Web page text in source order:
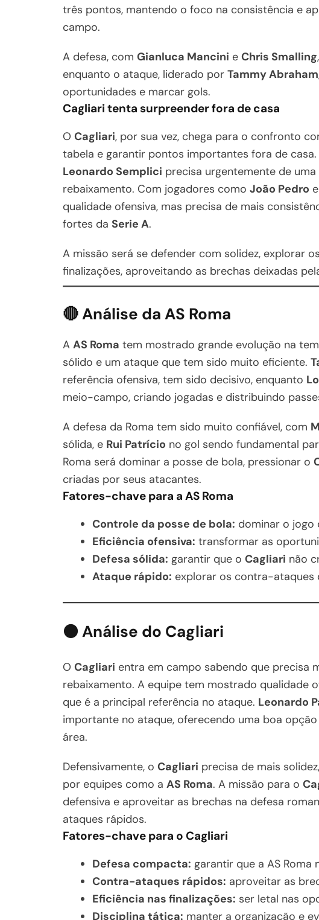
três pontos, mantendo o foco na consistência e
campo.
A defesa, com Gianluca Mancini e Chris Smalling
enquanto o ataque, liderado por Tammy Abraham
oportunidades e marcar gols.
Cagliari tenta surpreender fora de casa
O Cagliari, por sua vez, chega para o confronto
tabela e garantir pontos importantes fora de
Leonardo Semplici precisa urgentemente de
rebaixamento. Com jogadores como João Pedro e
qualidade ofensiva, mas precisa de mais
fortes da Serie A.
A missão será se defender com solidez, explorar
finalizações, aproveitando as brechas deixadas
🔴 Análise da AS Roma
A AS Roma tem mostrado grande evolução na
sólido e um ataque que tem sido muito eficiente.
referência ofensiva, tem sido decisivo, enquanto
meio-campo, criando jogadas e distribuindo
A defesa da Roma tem sido muito confiável, com
sólida, e Rui Patrício no gol sendo fundamental
Roma será dominar a posse de bola, pressionar o
criadas por seus atacantes.
Fatores-chave para a AS Roma
Controle da posse de bola: dominar o jogo
Eficiência ofensiva: transformar as
Defesa sólida: garantir que o Cagliari não
Ataque rápido: explorar os contra-ataques
⚫ Análise do Cagliari
O Cagliari entra em campo sabendo que precisa
rebaixamento. A equipe tem mostrado qualidade
que é a principal referência no ataque. Leonardo
importante no ataque, oferecendo uma boa
área.
Defensivamente, o Cagliari precisa de mais
por equipes como a AS Roma. A missão para o
defensiva e aproveitar as brechas na defesa
ataques rápidos.
Fatores-chave para o Cagliari
Defesa compacta: garantir que a AS
Contra-ataques rápidos: aproveitar as
Eficiência nas finalizações: ser letal nas
Disciplina tática: manter a organização e